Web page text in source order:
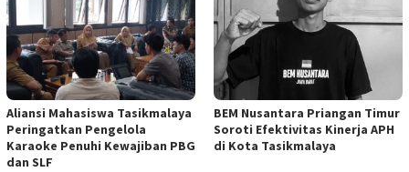
Aliansi Mahasiswa Tasikmalaya
Peringatkan Pengelola
Karaoke Penuhi Kewajiban PBG
dan SLF
BEM Nusantara Priangan Timur
Soroti Efektivitas Kinerja APH
di Kota Tasikmalaya